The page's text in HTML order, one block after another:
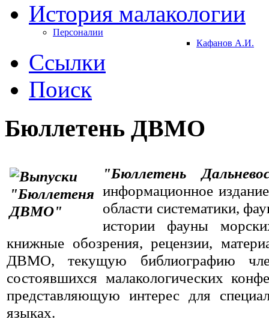
История малакологии
Персоналии
Кафанов А.И.
Ссылки
Поиск
Бюллетень ДВМО
"Бюллетень
информационное
области систематики,
истории фауны
книжные обозрения, рецензии,
ДВМО, текущую библиографию
состоявшихся малакологических
представляющую интерес для
языках.